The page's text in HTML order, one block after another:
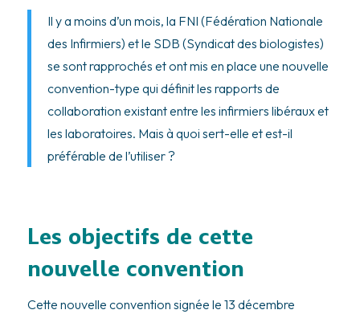
Il y a moins d’un mois, la FNI (Fédération Nationale
des Infirmiers) et le SDB (Syndicat des biologistes)
se sont rapprochés et ont mis en place une nouvelle
convention-type qui définit les rapports de
collaboration existant entre les infirmiers libéraux et
les laboratoires. Mais à quoi sert-elle et est-il
préférable de l’utiliser ?
Les objectifs de cette
nouvelle convention
Cette nouvelle convention signée le 13 décembre